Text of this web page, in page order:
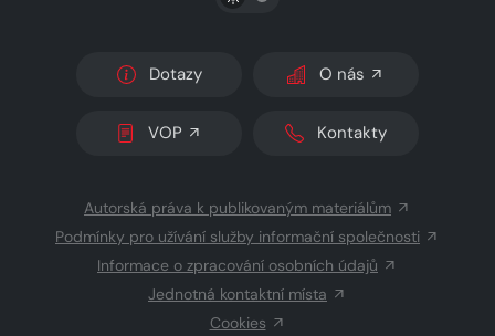
Dotazy O nás
VOP Kontakty
Autorská práva k publikovaným materiálům
Podmínky pro užívání služby informační společnosti
Informace o zpracování osobních údajů
Jednotná kontaktní místa
Cookies